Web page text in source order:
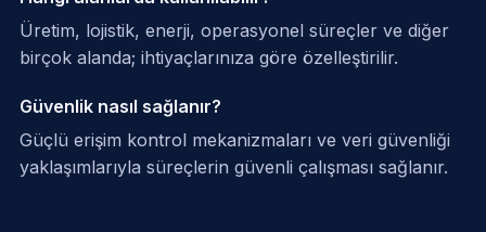
Üretim, lojistik, enerji, operasyonel süreçler ve diğer
birçok alanda; ihtiyaçlarınıza göre özelleştirilir.
Güvenlik nasıl sağlanır?
Güçlü erişim kontrol mekanizmaları ve veri güvenliği
yaklaşımlarıyla süreçlerin güvenli çalışması sağlanır.